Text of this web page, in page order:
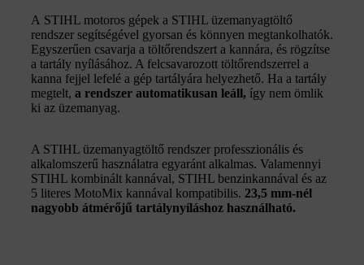
A STIHL motoros gépek a STIHL üzemanyagtöltő
rendszer segítségével gyorsan és könnyen megtankolhatók.
Egyszerűen csavarja a töltőrendszert a kannára, és rögzítse
a tartály nyílásához. A felcsavarozott töltőrendszerrel a
kanna fejjel lefelé a gép tartályára helyezhető. Ha a tartály
megtelt, a rendszer automatikusan leáll, így nem ömlik
ki az üzemanyag.
A STIHL üzemanyagtöltő rendszer professzionális és
alkalomszerű használatra egyaránt alkalmas. Valamennyi
STIHL kombinált kannával, STIHL benzinkannával és az
5 literes MotoMix kannával kompatibilis. 23,5 mm-nél
nagyobb átmérőjű tartálynyíláshoz használható.